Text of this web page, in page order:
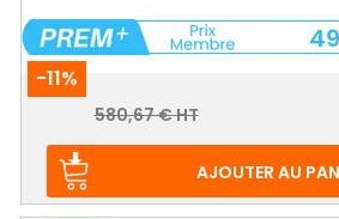
-11%
Prix
Prix
580,67 € HT
AJOUTER AU